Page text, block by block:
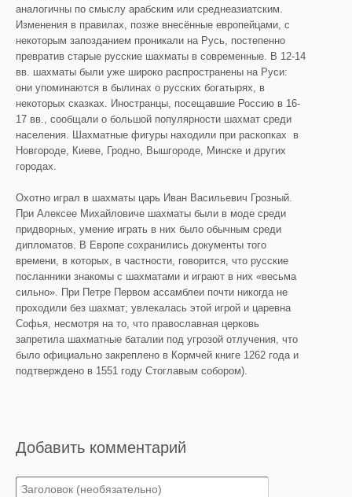
аналогичны по смыслу арабским или среднеазиатским.
Изменения в правилах, позже внесённые европейцами, с
некоторым запозданием проникали на Русь, постепенно
превратив старые русские шахматы в современные. В 12-14
вв. шахматы были уже широко распространены на Руси:
они упоминаются в былинах о русских богатырях, в
некоторых сказках. Иностранцы, посещавшие Россию в 16-
17 вв., сообщали о большой популярности шахмат среди
населения. Шахматные фигуры находили при раскопках в
Новгороде, Киеве, Гродно, Вышгороде, Минске и других
городах.
Охотно играл в шахматы царь Иван Васильевич Грозный.
При Алексее Михайловиче шахматы были в моде среди
придворных, умение играть в них было обычным среди
дипломатов. В Европе сохранились документы того
времени, в которых, в частности, говорится, что русские
посланники знакомы с шахматами и играют в них «весьма
сильно». При Петре Первом ассамблеи почти никогда не
проходили без шахмат; увлекалась этой игрой и царевна
Софья, несмотря на то, что православная церковь
запретила шахматные баталии под угрозой отлучения, что
было официально закреплено в Кормчей книге 1262 года и
подтверждено в 1551 году Стоглавым собором).
Добавить комментарий